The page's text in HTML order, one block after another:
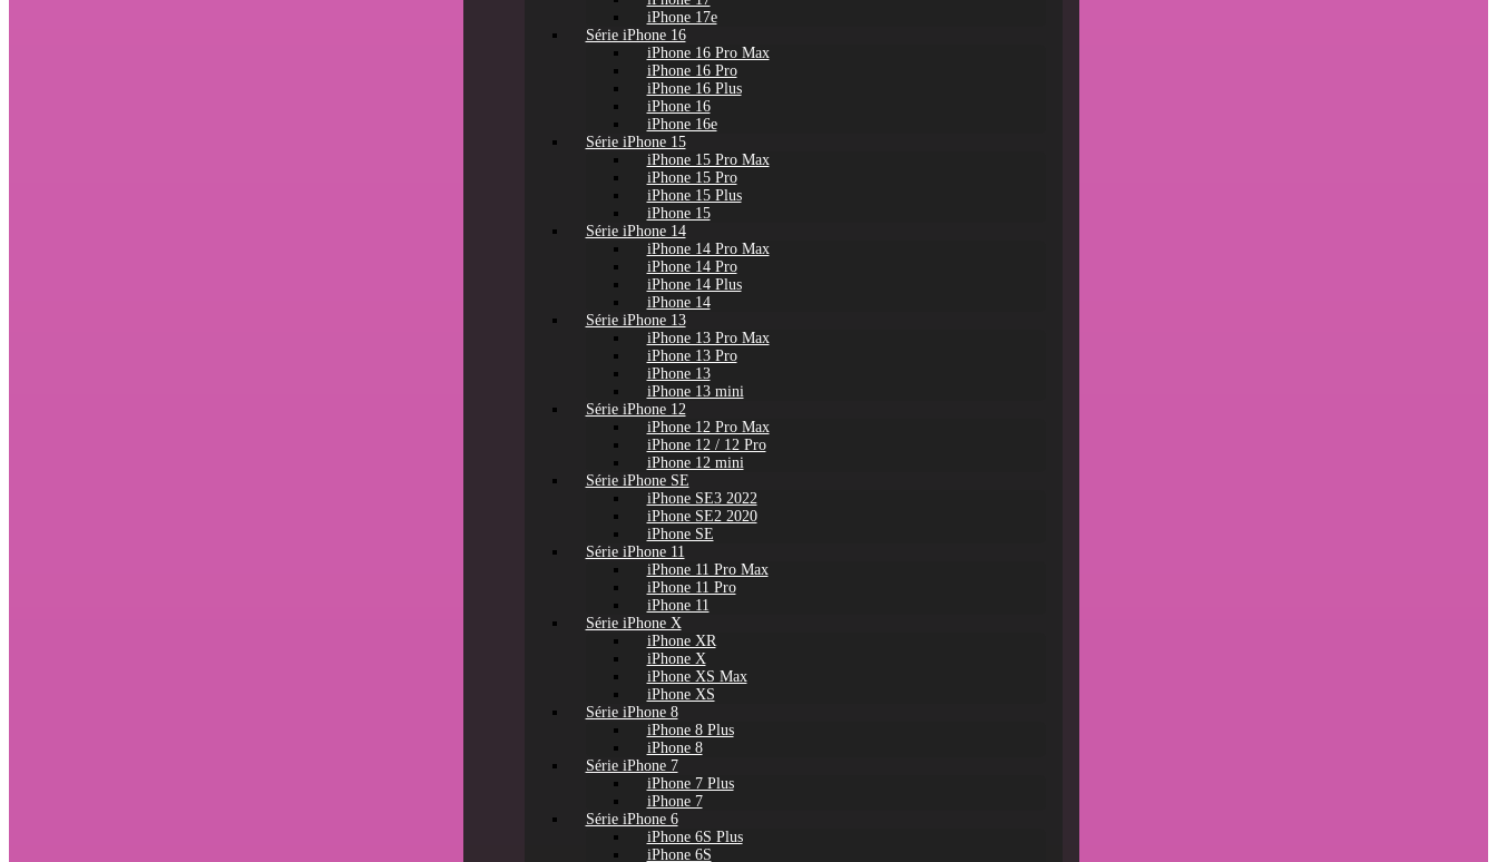
iPhone 17e
Série iPhone 16
iPhone 16 Pro Max
iPhone 16 Pro
iPhone 16 Plus
iPhone 16
iPhone 16e
Série iPhone 15
iPhone 15 Pro Max
iPhone 15 Pro
iPhone 15 Plus
iPhone 15
Série iPhone 14
iPhone 14 Pro Max
iPhone 14 Pro
iPhone 14 Plus
iPhone 14
Série iPhone 13
iPhone 13 Pro Max
iPhone 13 Pro
iPhone 13
iPhone 13 mini
Série iPhone 12
iPhone 12 Pro Max
iPhone 12 / 12 Pro
iPhone 12 mini
Série iPhone SE
iPhone SE3 2022
iPhone SE2 2020
iPhone SE
Série iPhone 11
iPhone 11 Pro Max
iPhone 11 Pro
iPhone 11
Série iPhone X
iPhone XR
iPhone X
iPhone XS Max
iPhone XS
Série iPhone 8
iPhone 8 Plus
iPhone 8
Série iPhone 7
iPhone 7 Plus
iPhone 7
Série iPhone 6
iPhone 6S Plus
iPhone 6S